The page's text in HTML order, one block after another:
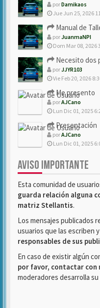
porDamikaos
Jue Jun 25, 2026
Manual de
porJuanmaNPI
Dom Mar 08, 2026
Necesito dos
porJJYR103
Vie Feb 20, 2026
Me presento
porAJCano
Lun Dic 01, 2025
Presentación
porAJCano
Lun Dic 01, 2025
AVISO IMPORTANTE
Esta comunidad de
guarda relación alguna
matriz Stellantis.
Los mensajes publicados
usuarios que las escriben y
responsables de sus
En caso de existir algún
por favor, contactar con
moderadores desarrolla